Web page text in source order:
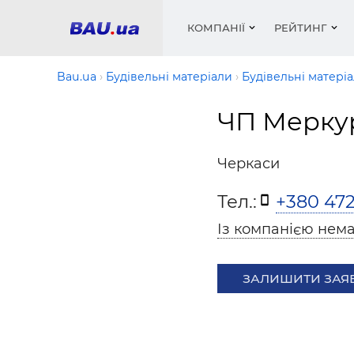
КОМПАНІЇ
Вікна
Фарби,
РЕЙТИНГ
Медіа
Труби,
Вікна
Bau.ua Будівельні матеріали Будівельні
ЧП
Черкаси
Тел.: +380
Із компанією
ЗАЛИШИТИ